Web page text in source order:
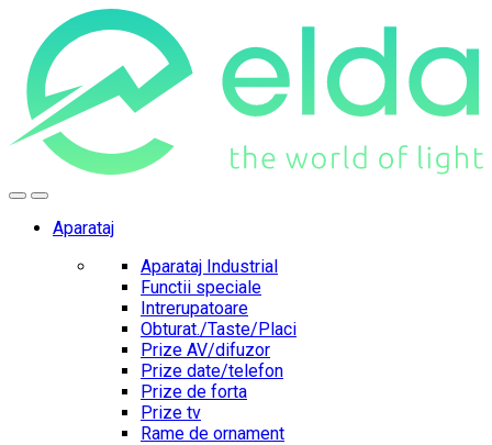
navigation
content
Aparataj
Aparataj Industrial
Functii speciale
Intrerupatoare
Obturat./Taste/Placi
Prize AV/difuzor
Prize date/telefon
Prize de forta
Prize tv
Rame de ornament